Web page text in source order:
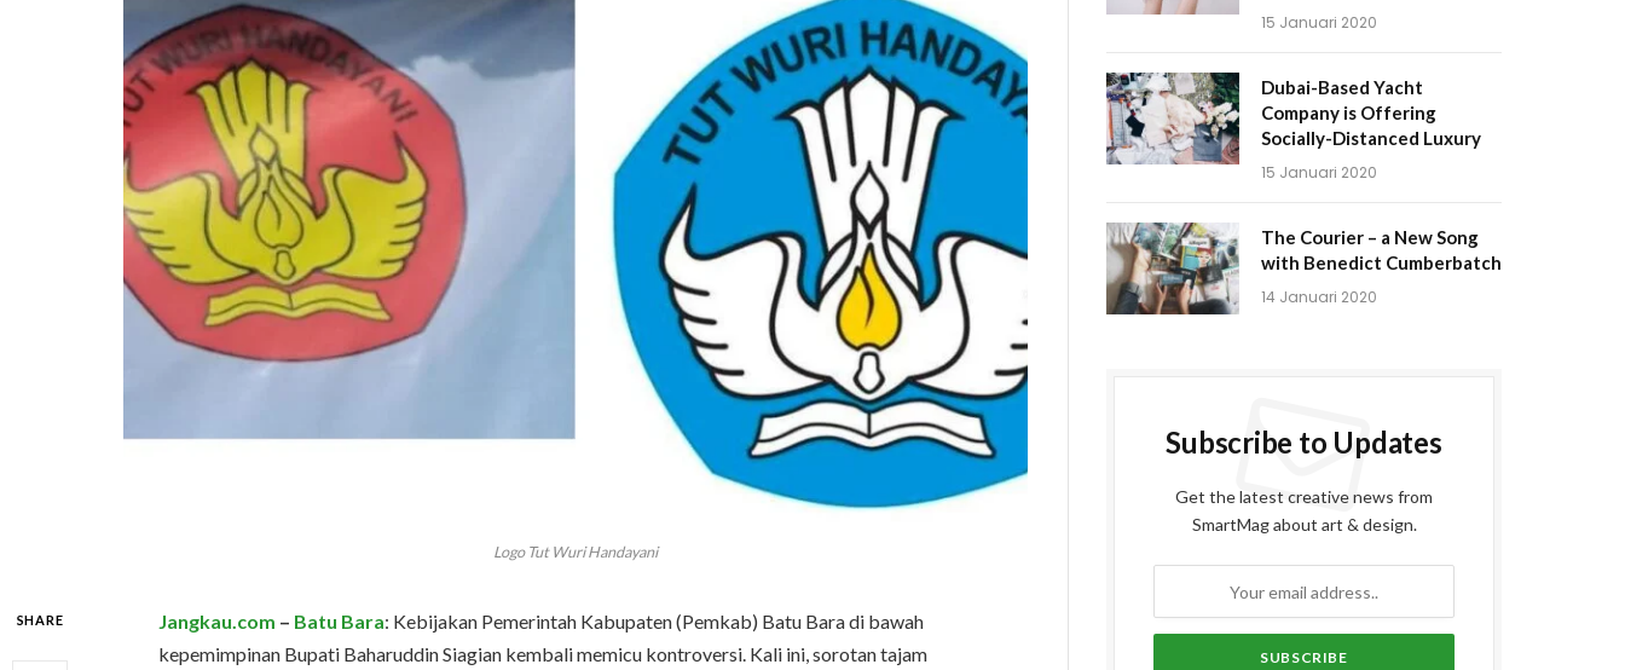
Logo Tut Wuri Handayani
SHARE Jangkau.com – Batu Bara: Kebijakan Pemerintah Kabupaten (Pemkab) Batu Bara di bawah
kepemimpinan Bupati Baharuddin Siagian kembali memicu kontroversi. Kali ini, sorotan tajam
15 Januari 2020
Dubai-Based Yacht
Company is Offering
Socially-Distanced Luxury
15 Januari 2020
The Courier – a New Song
with Benedict Cumberbatch
14 Januari 2020
Subscribe to Updates
Get the latest creative news from
SmartMag about art & design.